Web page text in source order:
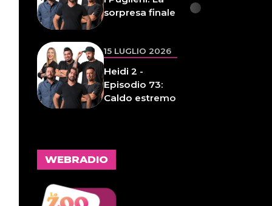
sorpresa finale
15 LUGLIO 2026
Heidi 2 -
Episodio 73:
Caldo estremo
L'inspiegabile
virtù dei
d'anima 32
WEBRADIO